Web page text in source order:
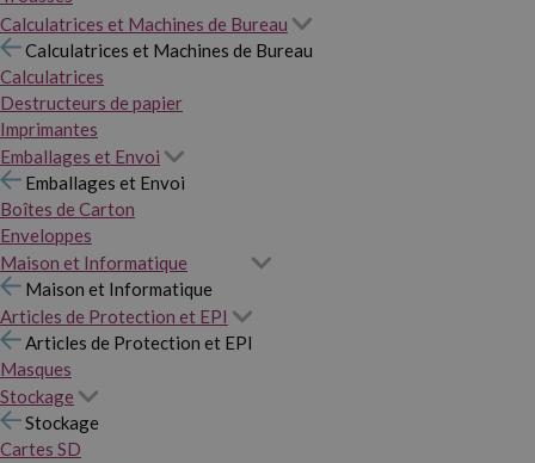
Calculatrices et Machines de Bureau
Calculatrices et Machines de Bureau
Calculatrices
Destructeurs de papier
Imprimantes
Emballages et Envoi
Emballages et Envoi
Boîtes de Carton
Enveloppes
Maison et Informatique
Maison et Informatique
Articles de Protection et EPI
Articles de Protection et EPI
Masques
Stockage
Stockage
Cartes SD